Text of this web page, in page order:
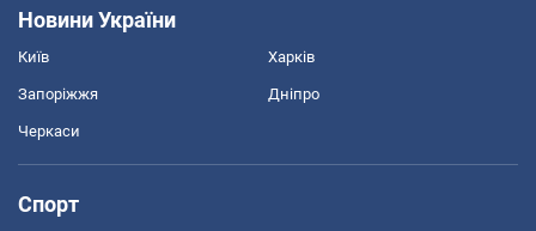
Новини України
Київ Харків
Запоріжжя Дніпро
Черкаси
Спорт